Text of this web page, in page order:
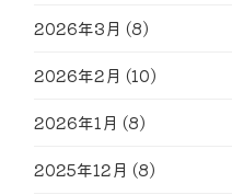
2026年3月 (8)
2026年2月 (10)
2026年1月 (8)
2025年12月 (8)